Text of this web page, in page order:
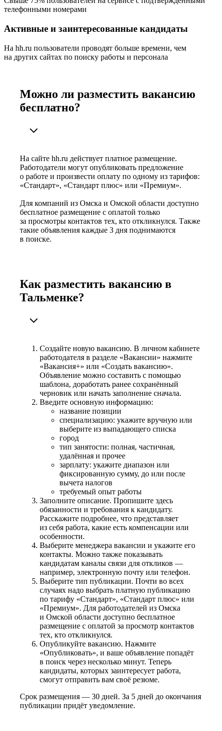
телефонными номерами
Активные и заинтересованные кандидаты
На hh.ru пользователи проводят больше времени, чем
на других сайтах по поиску работы и персонала
Можно ли разместить вакансию
бесплатно?
На сайте hh.ru действует платное размещение.
Работодатели могут опубликовать предложение
о работе и произвести оплату по одному из тарифов:
«Стандарт», «Стандарт плюс» или «Премиум».
Для компаний из Омска и Омской области доступно
бесплатное размещение с оплатой только
за просмотры контактов тех, кто откликнулся. Также
такие объявления каждые 3 дня поднимаются
в поиске.
Как разместить вакансию в
Тальменке?
Создайте новую вакансию. В личном кабинете
работодателя в разделе «Вакансии» нажмите
«Вакансия+» или «Создать вакансию».
Объявление можно составить с помощью
шаблона, доработать ранее сохранённый
черновик или начать заполнение сначала.
Введите основную информацию:
название позиции
специализацию: укажите вручную или
выберите из выпадающего списка
город
тип занятости: полная, частичная,
удалённая и прочее
зарплату: укажите диапазон или
фиксированную сумму, до или после
вычета налогов
требуемый опыт работы
Заполните описание. Пропишите здесь
обязанности и требования к кандидату.
Расскажите подробнее, что представляет
из себя работа, какие есть компенсации или
особенности.
Выберите менеджера вакансии и укажите его
контакты. Можно также показывать
кандидатам каналы связи для откликов —
например, электронную почту или телефон.
Выберите тип публикации. Почти во всех
случаях надо выбрать платную публикацию
по тарифу «Стандарт», «Стандарт плюс» или
«Премиум». Для работодателей из Омска
и Омской области доступно бесплатное
размещение с оплатой за просмотр контактов
тех, кто откликнулся.
Опубликуйте вакансию. Нажмите
«Опубликовать», и ваше объявление попадёт
в поиск через несколько минут. Теперь
кандидаты, которых заинтересует работа,
смогут отправить вам своё резюме.
Срок размещения — 30 дней. За 5 дней до окончания
публикации придёт уведомление.